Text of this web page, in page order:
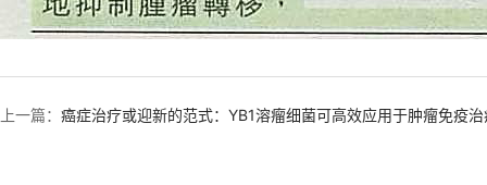
上一篇： 癌症治疗或迎新的范式：YB1溶瘤细菌可高效应用于肿瘤免疫治